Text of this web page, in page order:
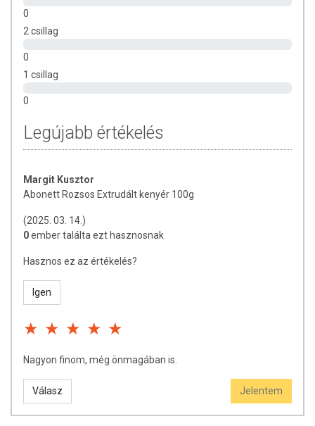
0
2 csillag
0
1 csillag
0
Legújabb értékelés
Margit Kusztor
Abonett Rozsos Extrudált kenyér 100g
(2025. 03. 14.)
0ember találta ezt hasznosnak
Hasznos ez az értékelés?
Igen
Nagyon finom, még önmagában is.
Válasz Jelentem